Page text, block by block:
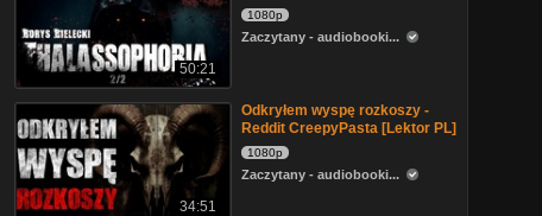
50:21
1080p
Zaczytany - audiobooki...
34:51
Odkryłem wyspę rozkoszy -
Reddit CreepyPasta [Lektor PL]
1080p
Zaczytany - audiobooki...